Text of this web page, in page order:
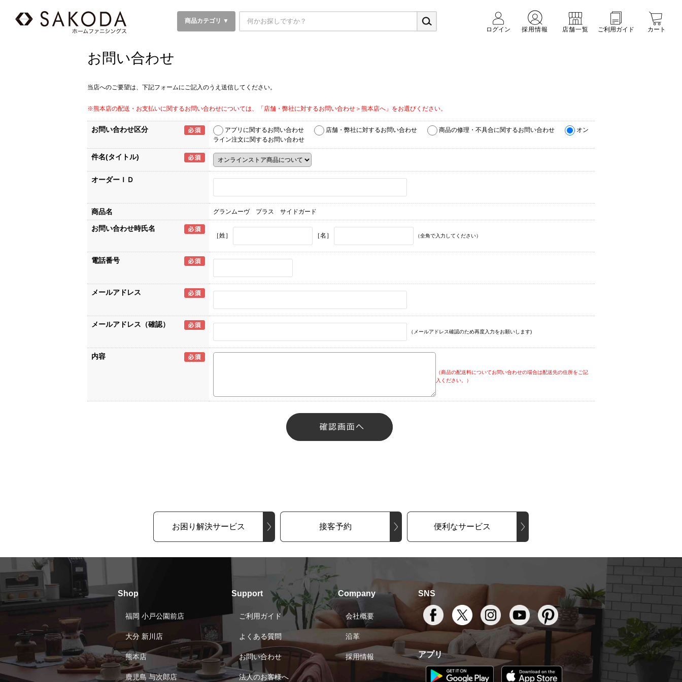
商品カテゴリ ▼
ログイン
採用情報 店舗一覧 ご利用ガイド カート
お問い合わせ
当店へのご要望は、下記フォームにご記入のうえ送信してください。
※熊本店の配送・お支払いに関するお問い合わせについては、「店舗・弊社に対するお問い合わせ＞熊本店へ」をお選びください。
お問い合わせ区分 アプリに関するお問い合わせ 店舗・弊社に対するお問い合わせ 商品の修理・不具合に関するお問い合わせ
オン
ライン注文に関するお問い合わせ
件名(タイトル)
オーダーＩＤ
商品名 グランムーヴ プラス サイドガード
お問い合わせ時氏名
［姓］ ［名］ （全角で入力してください）
電話番号
メールアドレス
メールアドレス（確認）
（メールアドレス確認のため再度入力をお願いします)
内容
（商品の配送料についてお問い合わせの場合は配送先の住所をご記
入ください。）
お困り解決サービス 接客予約 便利なサービス
Shop
福岡 小戸公園前店
大分 新川店
熊本店
鹿児島 与次郎店
Support
ご利用ガイド
よくある質問
お問い合わせ
法人のお客様へ
Company
会社概要
沿革
採用情報
SNS
アプリ